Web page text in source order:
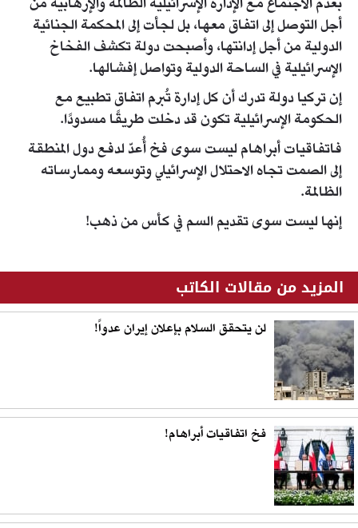
أجل التوصل إلى اتفاق معها، بل لجأت إلى المحكمة الجنائية
الدولية من أجل إدانتها، وأصبحت دولة تكشف الفخاخ
الإسرائيلية في الساحة الدولية وتواصل إفشالها.
إن تركيا دولة تدرك أن كل إدارة تُبرم اتفاق تطبيع مع
الحكومة الإسرائيلية تكون قد دخلت طريقًا مسدودًا.
فاتفاقيات أبراهام ليست سوى فخ أُعدّ لدفع دول المنطقة
إلى الصمت تجاه الاحتلال الإسرائيلي وتوسعه وممارساته
الظالمة.
إنها ليست سوى تقديم السم في كأس من ذهب!
المزيد من مقالات الكاتب
لن يتحقق السلام بإعلان إيران عدواً!
فخ اتفاقيات أبراهام!